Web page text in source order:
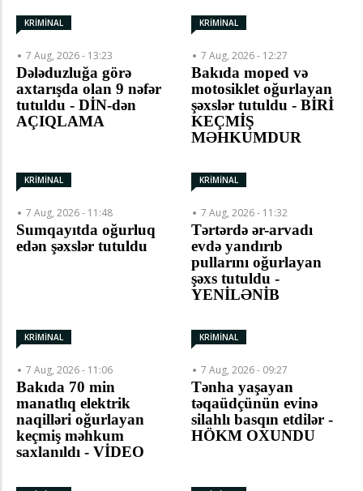
KRİMİNAL
7 Aug, 2026 - 13:23
Dələduzluğa görə
axtarışda olan 9 nəfər
tutuldu - DİN-dən
AÇIQLAMA
KRİMİNAL
7 Aug, 2026 - 12:27
Bakıda moped və
motosiklet oğurlayan
şəxslər tutuldu - BİRİ
KEÇMİŞ
MƏHKUMDUR
KRİMİNAL
7 Aug, 2026 - 11:48
Sumqayıtda oğurluq
edən şəxslər tutuldu
KRİMİNAL
7 Aug, 2026 - 11:32
Tərtərdə ər-arvadı
evdə yandırıb
pullarını oğurlayan
şəxs tutuldu -
YENİLƏNİB
KRİMİNAL
7 Aug, 2026 - 11:06
Bakıda 70 min
manatlıq elektrik
naqilləri oğurlayan
keçmiş məhkum
saxlanıldı - VİDEO
KRİMİNAL
7 Aug, 2026 - 09:27
Tənha yaşayan
təqaüdçünün evinə
silahlı basqın etdilər -
HÖKM OXUNDU